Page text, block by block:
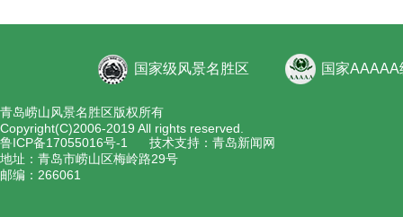
国家级风景名胜区 国家
青岛崂山风景名胜区版权所有
Copyright(C)2006-2019 All rights reserved.
鲁ICP备17055016号-1
技术支持：青岛新闻网
地址：青岛市崂山区梅岭路29号
邮编：266061